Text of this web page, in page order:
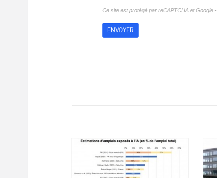
Ce site est protégé par reCAPTCHA et Google -